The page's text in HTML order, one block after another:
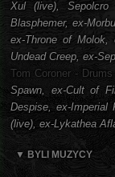
Xul (live),
Blasphemer, ex-
ex-Throne of Molok,
Undead Creep, ex-
Tom Coroner -
Spawn, ex-Cult of
Despise, ex-Imperial
(live), ex-Lykathea
▼ BYLI MUZYCY